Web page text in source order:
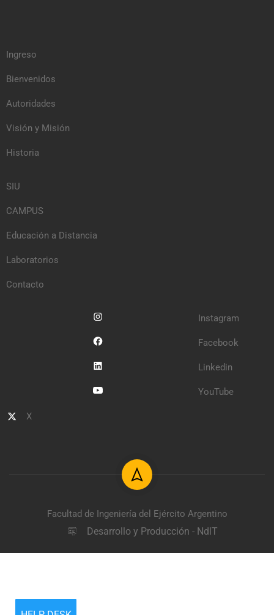
Ingreso
Bienvenidos
Autoridades
Visión y Misión
Historia
SIU
CAMPUS
Educación a Distancia
Laboratorios
Contacto
Instagram
Facebook
Linkedin
YouTube
X
Facultad de Ingeniería del Ejército Argentino
Desarrollo y Producción - NdlT